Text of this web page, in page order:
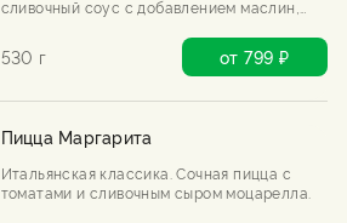
сливочный соус с добавлением маслин,
530 г от 799 ₽
Пицца Маргарита
Итальянская классика. Сочная пицца с
томатами и сливочным сыром моцарелла.